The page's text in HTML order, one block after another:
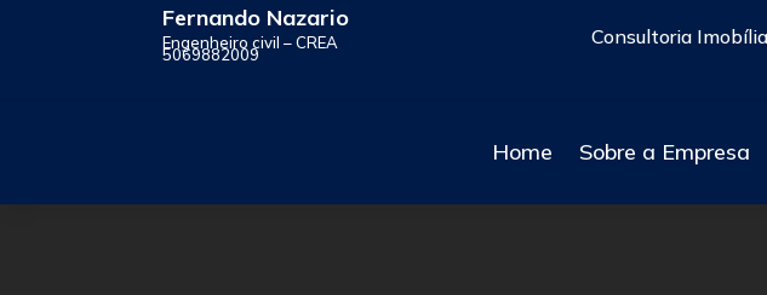
Fernando Nazario
Engenheiro civil – CREA
5069882009
Consultoria
Home Sobre a Empresa